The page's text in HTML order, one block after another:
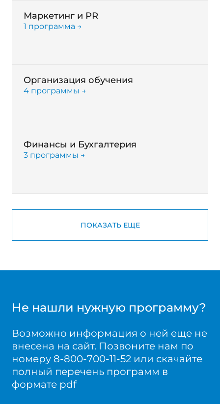
Маркетинг и PR
1 программа →
Организация обучения
4 программы →
Финансы и Бухгалтерия
3 программы →
ПОКАЗАТЬ ЕЩЕ
Не нашли нужную программу?
Возможно информация о ней еще не
внесена на сайт. Позвоните нам по
номеру 8-800-700-11-52 или скачайте
полный перечень программ в
формате pdf